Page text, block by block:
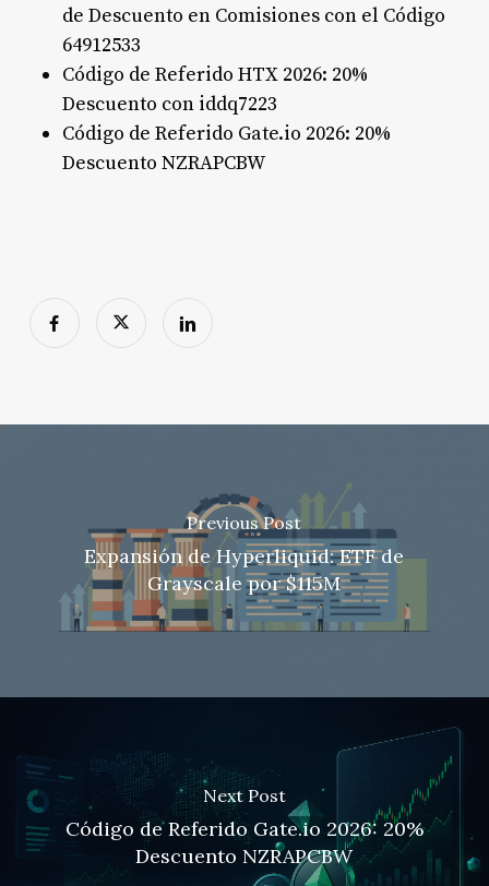
de Descuento en Comisiones con el Código
64912533
Código de Referido HTX 2026: 20%
Descuento con iddq7223
Código de Referido Gate.io 2026: 20%
Descuento NZRAPCBW
Previous Post
Expansión de Hyperliquid: ETF de
Grayscale por $115M
Next Post
Código de Referido Gate.io 2026: 20%
Descuento NZRAPCBW